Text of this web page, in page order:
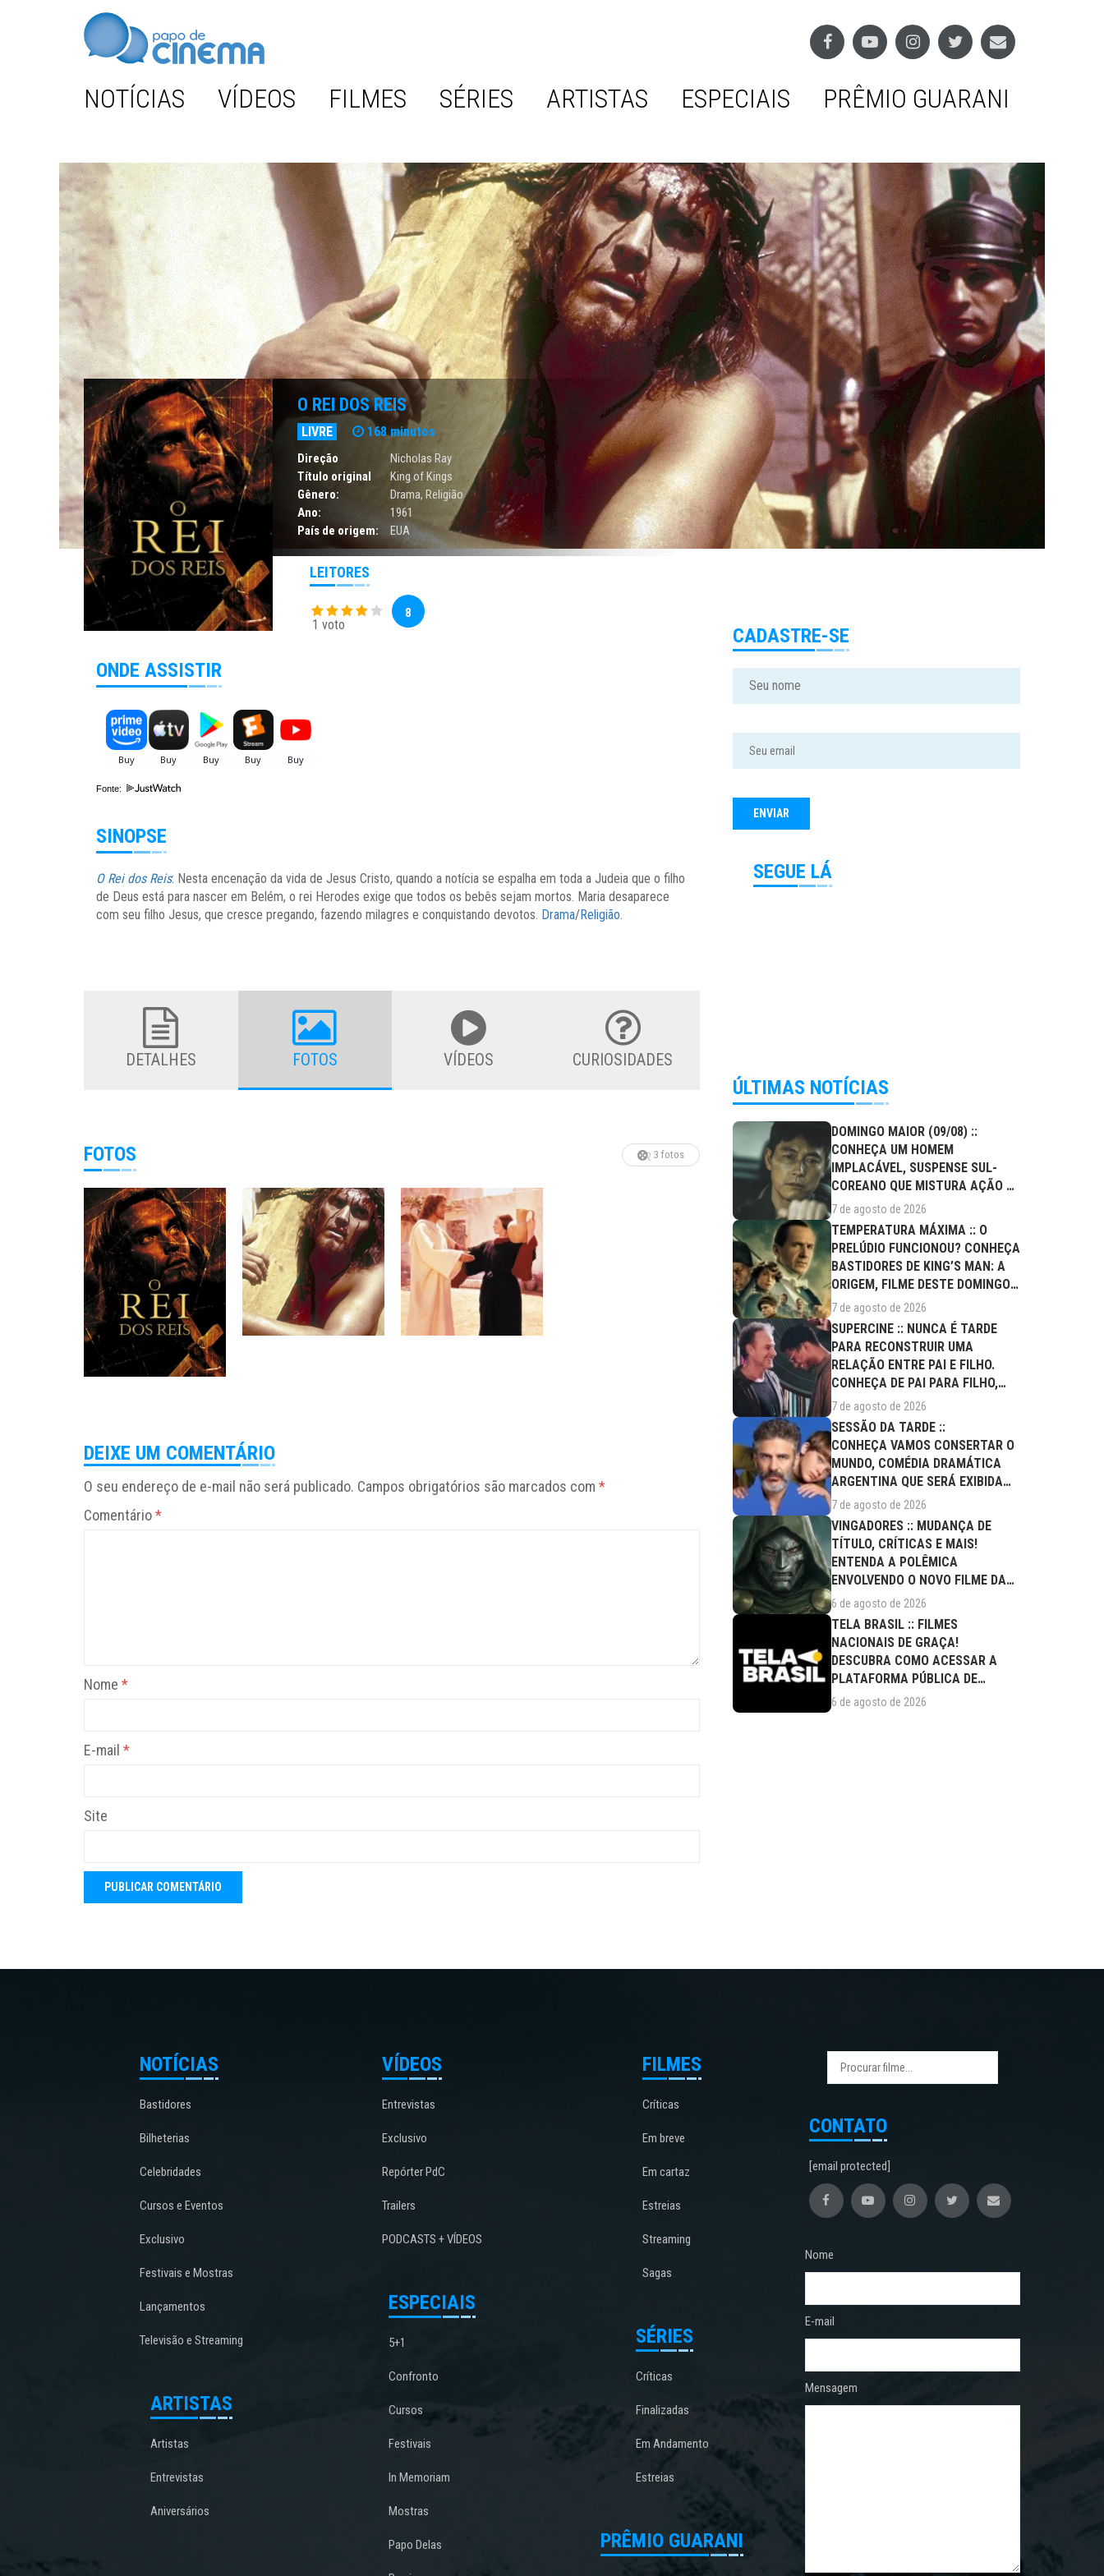
NOTÍCIAS VÍDEOS FILMES SÉRIES ARTISTAS ESPECIAIS PRÊMIO GUARANI
O REI DOS REIS
LIVRE 168 minutos
Direção
Nicholas Ray
Título original
King of Kings
Gênero:
Drama,Religião
Ano:
1961
País de origem:
EUA
LEITORES
1 voto
8
ONDE ASSISTIR
Fonte:
SINOPSE
O Rei dos Reis: Nesta encenação da vida de Jesus Cristo, quando a notícia se espalha em toda a Judeia que o filho
de Deus está para nascer em Belém, o rei Herodes exige que todos os bebês sejam mortos. Maria desaparece
com seu filho Jesus, que cresce pregando, fazendo milagres e conquistando devotos. Drama/Religião
DETALHES FOTOS VÍDEOS CURIOSIDADES
FOTOS 3 fotos
DEIXE UM COMENTÁRIO
O seu endereço de e-mail não será publicado. Campos obrigatórios são marcados com *
Comentário*
Nome *
E-mail *
Site
CADASTRE-SE
SEGUE LÁ
ÚLTIMAS NOTÍCIAS
DOMINGO MAIOR (09/08) ::
CONHEÇA UM HOMEM
IMPLACÁVEL, SUSPENSE SUL-
COREANO QUE MISTURA AÇÃO E
DRAMA FAMILIAR
7 de agosto de 2026
TEMPERATURA MÁXIMA :: O
PRELÚDIO FUNCIONOU? CONHEÇA
BASTIDORES DE KING’S MAN: A
ORIGEM, FILME DESTE DOMINGO
(09/08)
7 de agosto de 2026
SUPERCINE :: NUNCA É TARDE
PARA RECONSTRUIR UMA
RELAÇÃO ENTRE PAI E FILHO.
CONHEÇA DE PAI PARA FILHO,
FILME DESTE...
7 de agosto de 2026
SESSÃO DA TARDE ::
CONHEÇA VAMOS CONSERTAR O
MUNDO, COMÉDIA DRAMÁTICA
ARGENTINA QUE SERÁ EXIBIDA
NESTA SEXTA (07/08)
7 de agosto de 2026
VINGADORES :: MUDANÇA DE
TÍTULO, CRÍTICAS E MAIS!
ENTENDA A POLÊMICA
ENVOLVENDO O NOVO FILME DA
MARVEL
6 de agosto de 2026
TELA BRASIL :: FILMES
NACIONAIS DE GRAÇA!
DESCUBRA COMO ACESSAR A
PLATAFORMA PÚBLICA DE
STREAMING
6 de agosto de 2026
NOTÍCIAS
Bastidores
Bilheterias
Celebridades
Cursos e Eventos
Exclusivo
Festivais e Mostras
Lançamentos
Televisão e Streaming
ARTISTAS
Artistas
Entrevistas
Aniversários
VÍDEOS
Entrevistas
Exclusivo
Repórter PdC
Trailers
PODCASTS + VÍDEOS
ESPECIAIS
5+1
Confronto
Cursos
Festivais
In Memoriam
Mostras
Papo Delas
FILMES
Críticas
Em breve
Em cartaz
Estreias
Streaming
Sagas
SÉRIES
Críticas
Finalizadas
Em Andamento
Estreias
PRÊMIO GUARANI
CONTATO
[email protected]
Nome
E-mail
Mensagem